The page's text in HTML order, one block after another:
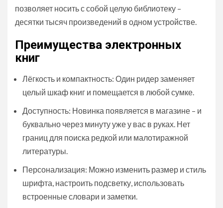
позволяет носить с собой целую библиотеку –
десятки тысяч произведений в одном устройстве.
Преимущества электронных
книг
Лёгкость и компактность: Один ридер заменяет
целый шкаф книг и помещается в любой сумке.
Доступность: Новинка появляется в магазине – и
буквально через минуту уже у вас в руках. Нет
границ для поиска редкой или малотиражной
литературы.
Персонализация: Можно изменить размер и стиль
шрифта, настроить подсветку, использовать
встроенные словари и заметки.